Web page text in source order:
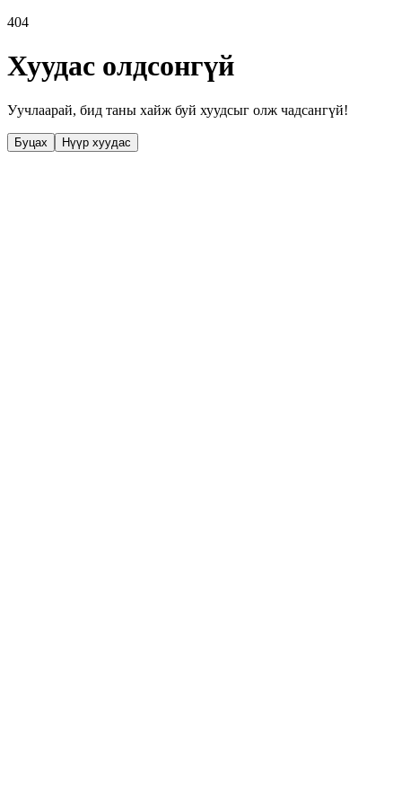
404
Хуудас олдсонгүй
Уучлаарай, бид таны хайж буй хуудсыг олж чадсангүй!
Буцах Нүүр хуудас